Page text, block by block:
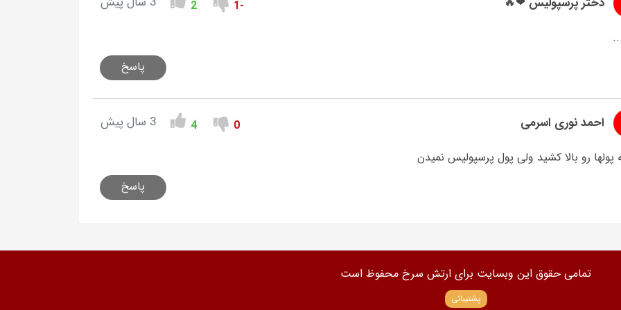
-1
2
پاسخ
احمد نوری اسرمی 0
4 3 سال پیش
پولها رو بالا کشید ولی پول پرسپولیس نمیدن
پاسخ
تمامی حقوق این وبسایت برای ارتش سرخ محفوظ است
پشتیبانی